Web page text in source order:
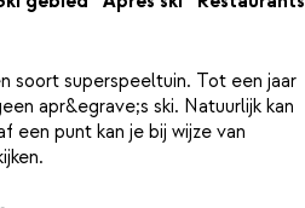
soort superspeeltuin. Tot een jaar
apr&egrave;s ski. Natuurlijk kan
een punt kan je bij wijze van